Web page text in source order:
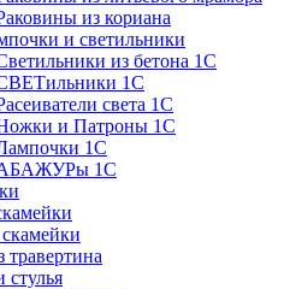
из кориана
и светильники
из бетона 1С
1С
света 1С
и Патроны 1С
1С
1С